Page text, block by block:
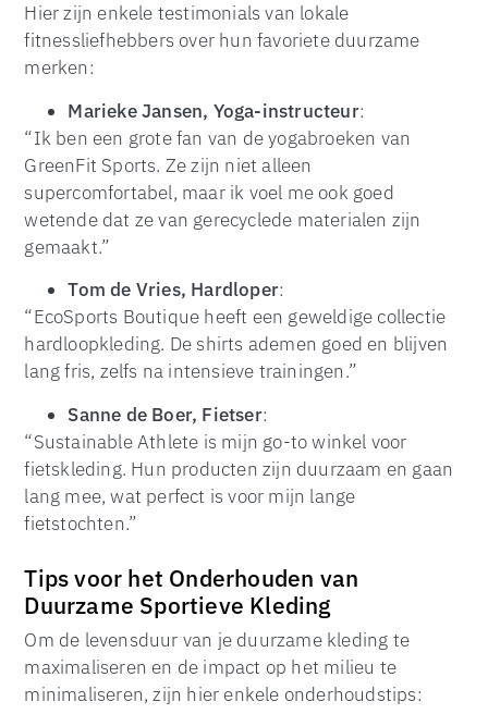
Hier zijn enkele testimonials van lokale
fitnessliefhebbers over hun favoriete duurzame
merken:
Marieke Jansen, Yoga-instructeur:
“Ik ben een grote fan van de yogabroeken van
GreenFit Sports. Ze zijn niet alleen
supercomfortabel, maar ik voel me ook goed
wetende dat ze van gerecyclede materialen zijn
gemaakt.”
Tom de Vries, Hardloper:
“EcoSports Boutique heeft een geweldige collectie
hardloopkleding. De shirts ademen goed en blijven
lang fris, zelfs na intensieve trainingen.”
Sanne de Boer, Fietser:
“Sustainable Athlete is mijn go-to winkel voor
fietskleding. Hun producten zijn duurzaam en gaan
lang mee, wat perfect is voor mijn lange
fietstochten.”
Tips voor het Onderhouden van
Duurzame Sportieve Kleding
Om de levensduur van je duurzame kleding te
maximaliseren en de impact op het milieu te
minimaliseren, zijn hier enkele onderhoudstips: